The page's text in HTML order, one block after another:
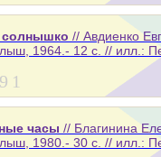
солнышко // Авдиенко
1964.- 12 с. // илл.:
9 1
часы // Благинина
1980.- 30 с. // илл.: